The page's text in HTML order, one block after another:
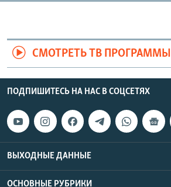
СМОТРЕТЬ ТВ ПРОГРАММЫ
ПОДПИШИТЕСЬ НА НАС В СОЦСЕТЯХ
ВЫХОДНЫЕ ДАННЫЕ
ОСНОВНЫЕ РУБРИКИ